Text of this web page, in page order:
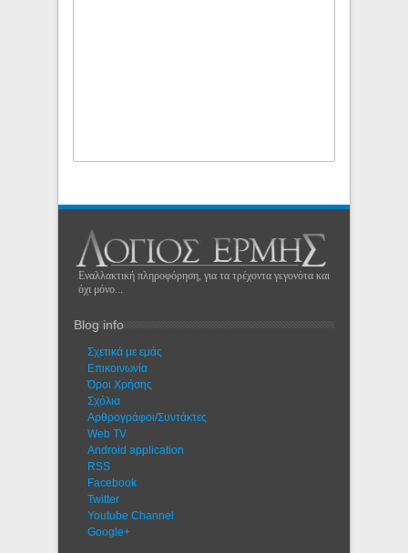
Εναλλακτική πληροφόρηση, για τα τρέχοντα γεγονότα και
όχι μόνο...
Blog info
Σχετικά με εμάς
Eπικοινωνία
Όροι Χρήσης
Σχόλια
Αρθρογράφοι/Συντάκτες
Web TV
Android application
RSS
Facebook
Twitter
Youtube Channel
Google+